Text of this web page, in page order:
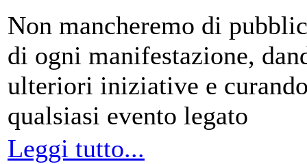
Non mancheremo di
di ogni manifestazione,
ulteriori iniziative e
qualsiasi evento legato
Leggi tutto...